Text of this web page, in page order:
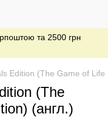
та 2500 грн
Edition (The Game of Life
(The
(англ.)